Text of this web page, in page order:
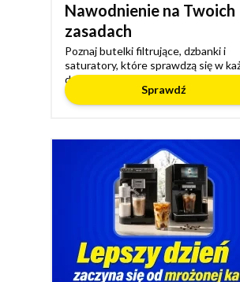
Nawodnienie na Twoich
zasadach
Poznaj butelki filtrujące, dzbanki i
saturatory, które sprawdzą się w
domu
Sprawdź